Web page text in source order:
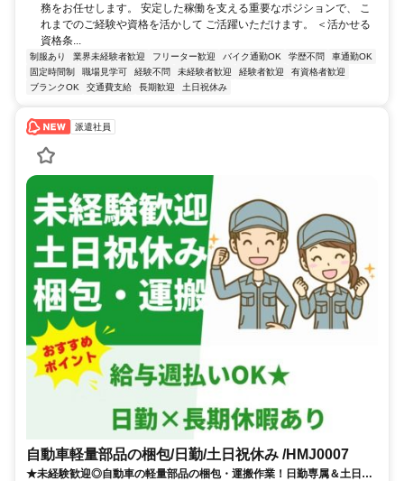
務をお任せします。 安定した稼働を支える重要なポジションで、 こ
れまでのご経験や資格を活かして ご活躍いただけます。 ＜活かせる
資格条...
制服あり 業界未経験者歓迎 フリーター歓迎 バイク通勤OK 学歴不問
車通勤OK
固定時間制
職場見学可 経験不問 未経験者歓迎 経験者歓迎
有資格者歓迎
ブランクOK
交通費支給 長期歓迎 土日祝休み
派遣社員
自動車軽量部品の梱包/日勤/土日祝休み /HMJ0007
★未経験歓迎◎自動車の軽量部品の梱包・運搬作業！日勤専属＆土日祝